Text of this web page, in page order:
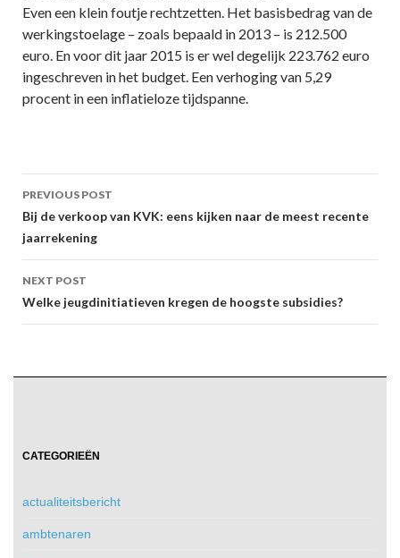
Even een klein foutje rechtzetten. Het basisbedrag van de
werkingstoelage – zoals bepaald in 2013 – is 212.500
euro. En voor dit jaar 2015 is er wel degelijk 223.762 euro
ingeschreven in het budget. Een verhoging van 5,29
procent in een inflatieloze tijdspanne.
Post
navigation
PREVIOUS POST
Bij de verkoop van KVK: eens kijken naar de meest recente
jaarrekening
NEXT POST
Welke jeugdinitiatieven kregen de hoogste subsidies?
CATEGORIEËN
actualiteitsbericht
ambtenaren